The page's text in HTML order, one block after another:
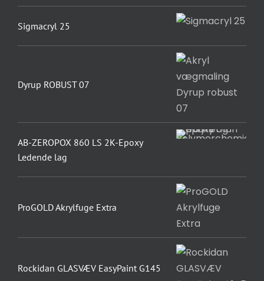
Sigmacryl 25
Dyrup ROBUST 07
AB-ZEROPOX 860 LS 2K-Epoxy
Ledende lag
ProGOLD Akrylfuge Extra
Rockidan GLASVÆV EasyPaint G145